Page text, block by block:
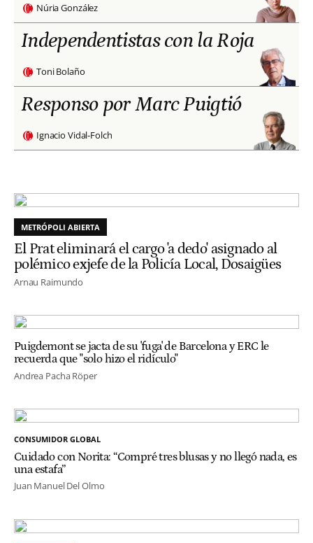
Núria González
Independentistas con la Roja
Toni Bolaño
Responso por Marc Puigtió
Ignacio Vidal-Folch
METRÓPOLI ABIERTA
El Prat eliminará el cargo 'a dedo' asignado al
polémico exjefe de la Policía Local, Dosaigües
Arnau Raimundo
Puigdemont se jacta de su 'fuga' de Barcelona y ERC le
recuerda que "solo hizo el ridículo"
Andrea Pacha Röper
CONSUMIDOR GLOBAL
Cuidado con Norita: “Compré tres blusas y no llegó nada, es
una estafa”
Juan Manuel Del Olmo